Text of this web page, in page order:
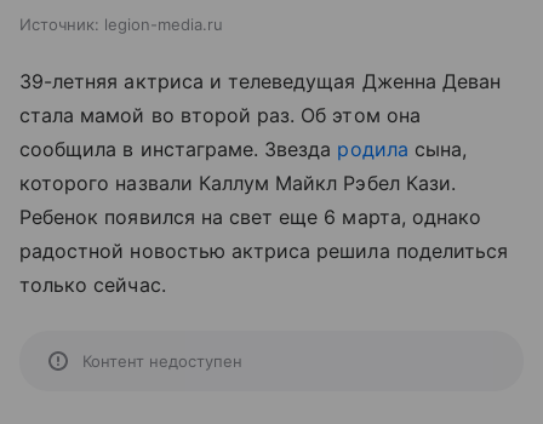
Источник: legion-media.ru
39-летняя актриса и телеведущая Дженна Деван
стала мамой во второй раз. Об этом она
сообщила в инстаграме. Звезда родила сына,
которого назвали Каллум Майкл Рэбел Кази.
Ребенок появился на свет еще 6 марта, однако
радостной новостью актриса решила поделиться
только сейчас.
Контент недоступен